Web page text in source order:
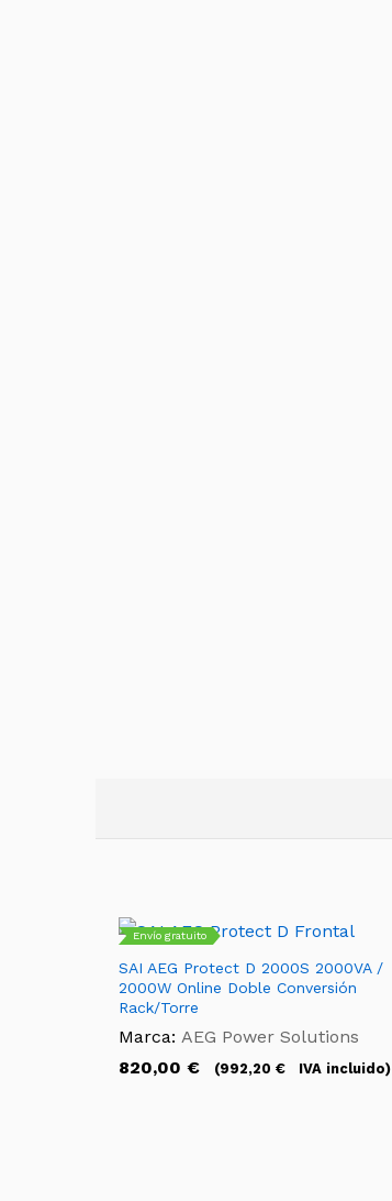
Envío gratuito
SAI AEG Protect D 2000S 2000VA /
2000W Online Doble Conversión
Rack/Torre
Marca: AEG Power Solutions
820,00 € (992,20 € IVA incluido)